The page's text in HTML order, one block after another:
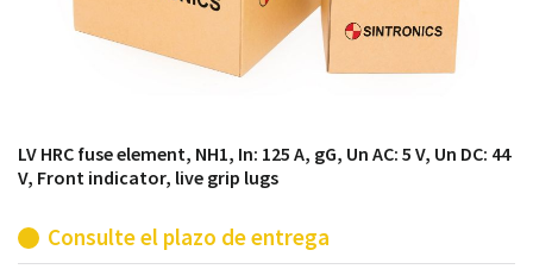
LV HRC fuse element, NH1, In: 125 A, gG, Un AC: 5 V, Un DC: 44
V, Front indicator, live grip lugs
Consulte el plazo de entrega